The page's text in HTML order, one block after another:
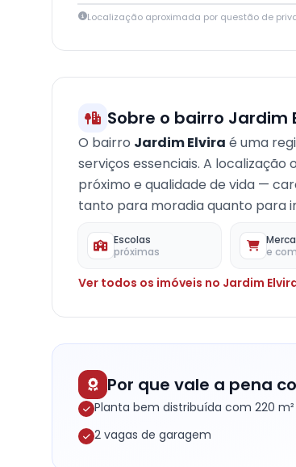
+
−
Localização aproximada por questão de
Sobre o bairro Jardim
O bairro Jardim Elvira é uma
serviços essenciais. A
próximo e qualidade de vida —
tanto para moradia quanto para
Escolas
próximas
e
Ver todos os imóveis no Jardim
Por que vale a pena
Planta bem distribuída com 220
2 vagas de garagem